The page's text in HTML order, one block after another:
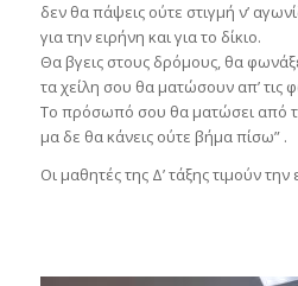
δεν θα πάψεις ούτε στιγμή ν’
για την ειρήνη και για το δίκιο.
Θα βγεις στους δρόμους, θα
τα χείλη σου θα ματώσουν απ’ τις
Το πρόσωπό σου θα ματώσει από
μα δε θα κάνεις ούτε βήμα πίσω” .
Οι μαθητές της Δ’ τάξης τιμούν